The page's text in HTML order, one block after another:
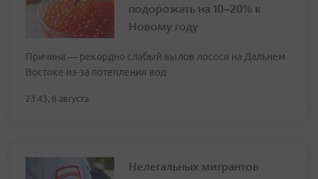
подорожать на 10–20% к
Новому году
Причина — рекордно слабый вылов лосося на Дальнем
Востоке из-за потепления вод
23:43, 8 августа
Нелегальных мигрантов